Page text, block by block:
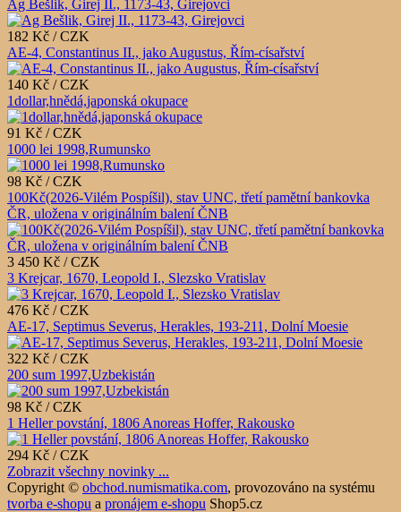
Ag Bešlik, Girej II., 1173-43, Girejovci
182 Kč / CZK
AE-4, Constantinus II., jako Augustus, Řím-císařství
140 Kč / CZK
1dollar,hnědá,japonská okupace
91 Kč / CZK
1000 lei 1998,Rumunsko
98 Kč / CZK
100Kč(2026-Vilém Pospíšil), stav UNC, třetí pamětní bankovka
ČR, uložena v originálním balení ČNB
3 450 Kč / CZK
3 Krejcar, 1670, Leopold I., Slezsko Vratislav
476 Kč / CZK
AE-17, Septimus Severus, Herakles, 193-211, Dolní Moesie
322 Kč / CZK
200 sum 1997,Uzbekistán
98 Kč / CZK
1 Heller povstání, 1806 Anoreas Hoffer, Rakousko
294 Kč / CZK
Zobrazit všechny novinky ...
Copyright © obchod.numismatika.com, provozováno na systému
tvorba e-shopu a pronájem e-shopu Shop5.cz